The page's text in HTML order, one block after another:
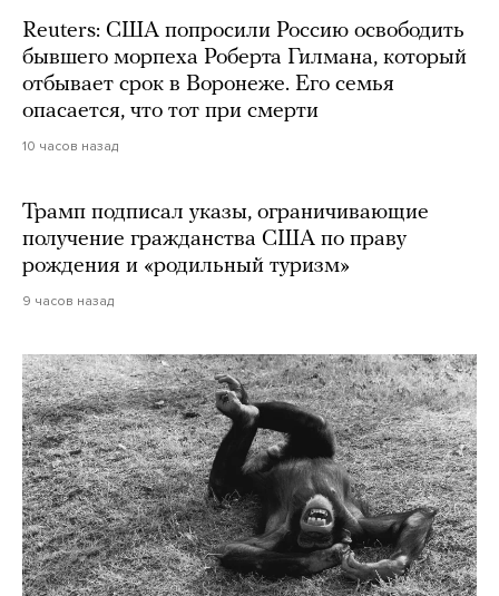
Reuters: США попросили Россию освободить
бывшего морпеха Роберта Гилмана, который
отбывает срок в Воронеже. Его семья
опасается, что тот при смерти
10 часов назад
Трамп подписал указы, ограничивающие
получение гражданства США по праву
рождения и «родильный туризм»
9 часов назад